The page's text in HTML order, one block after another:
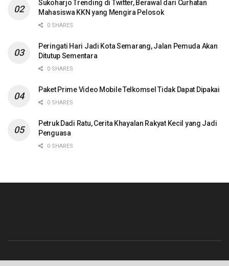
Sukoharjo Trending di Twitter, Berawal dari Curhatan
Mahasiswa KKN yang Mengira Pelosok
0 SHARES
Peringati Hari Jadi Kota Semarang, Jalan Pemuda Akan
Ditutup Sementara
0 SHARES
Paket Prime Video Mobile Telkomsel Tidak Dapat Dipakai
0 SHARES
Petruk Dadi Ratu, Cerita Khayalan Rakyat Kecil yang Jadi
Penguasa
0 SHARES